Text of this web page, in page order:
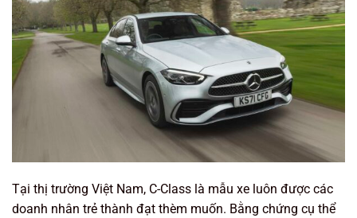
Tại thị trường Việt Nam, C-Class là mẫu xe luôn được các
doanh nhân trẻ thành đạt thèm muốn. Bằng chứng cụ thể